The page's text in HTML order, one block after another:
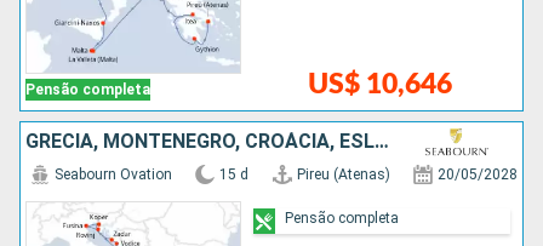
Pensão completa US$ 10,646
GRÉCIA, MONTENEGRO, CROÁCIA, ESLOVÃNIA, MALTA, ITÁLIA
Seabourn Ovation 15 d Pireu (Atenas) 20/05/2028
Pensão completa